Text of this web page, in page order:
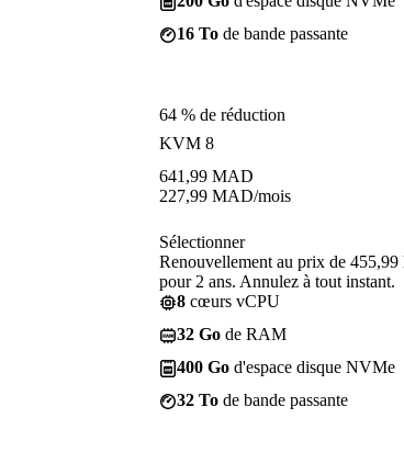
16 To de bande passante
64 % de réduction
KVM 8
641,99 MAD
227,99 MAD/mois
Sélectionner
Renouvellement au prix de
pour 2 ans. Annulez à tout instant.
8 cœurs vCPU
32 Go de RAM
400 Go d'espace disque NVMe
32 To de bande passante